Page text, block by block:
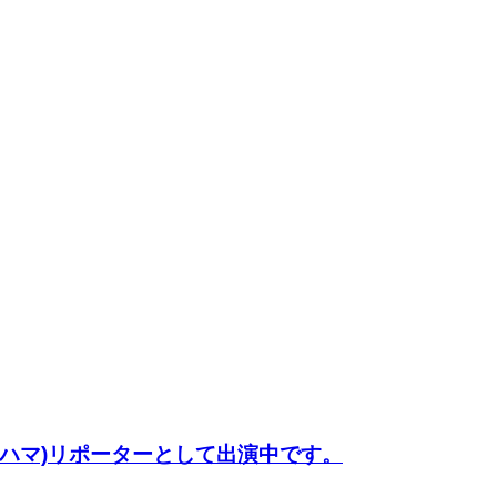
)リポーターとして出演中です。